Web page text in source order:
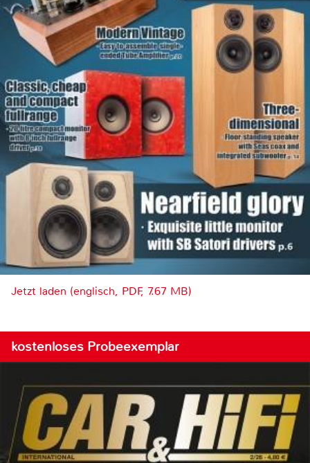
Jetzt laden (englisch, PDF, 7.67 MB)
kostenloses Probeexemplar